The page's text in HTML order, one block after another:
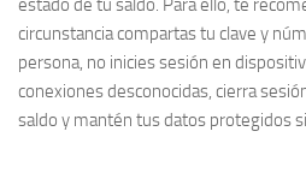
estado de tu saldo. Para ello, te
circunstancia compartas tu clave y
persona, no inicies sesión en
conexiones desconocidas, cierra
saldo y mantén tus datos protegidos